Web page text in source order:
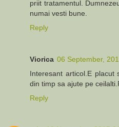
priit tratamentul.
numai vesti bune.
Reply
Viorica 06 September,
Interesant articol.E
din timp sa ajute pe
Reply